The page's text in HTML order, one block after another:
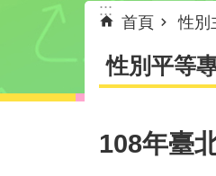
:::
首頁 性別
性別平等
108年臺